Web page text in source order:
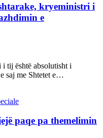
kryeministri i
e
tij është absolutisht i
saj me Shtetet e…
paqe pa themelimin